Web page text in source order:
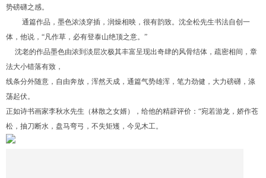
势磅礴之感。
通篇作品，墨色浓淡穿插，润燥相映，很有韵致。沈全松先生书法自创一
体，他说，“凡作草，必有登泰山绝顶之意。”
沈老的作品墨色由浓到淡层次极其丰富呈现出奇肆的风骨结体，疏密相间，章
法大小错落有致，
线条分外随意，自由奔放，浑然天成，通篇气势雄浑，笔力劲健，大力磅礴，涤
荡起伏。
正如诗书画家李秋水先生（林散之女婿），给他的精辟评价：“宛若游龙，娇作苍
松，抽刀断水，盘马弯弓，不失矩矱，今见木工。